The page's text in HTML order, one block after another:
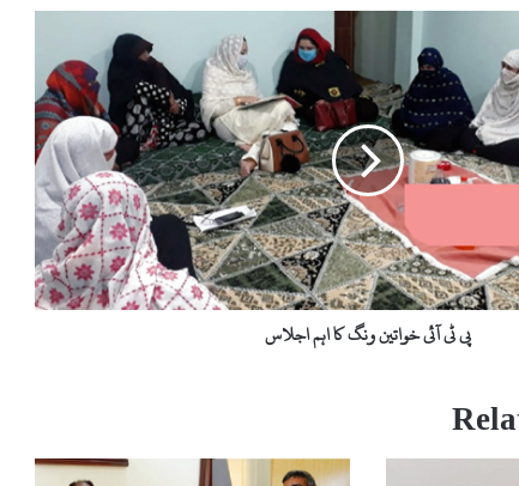
پی ٹی آئی خواتین ونگ کا اہم اجلاس